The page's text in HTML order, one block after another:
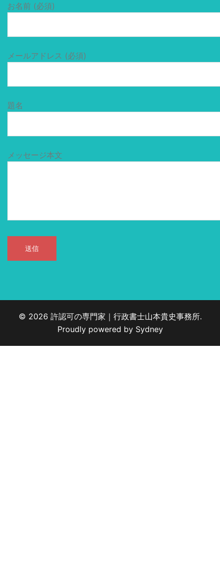
お名前 (必須)
メールアドレス (必須)
題名
メッセージ本文
© 2026 許認可の専門家｜行政書士山本貴史事務所.
Proudly powered by Sydney